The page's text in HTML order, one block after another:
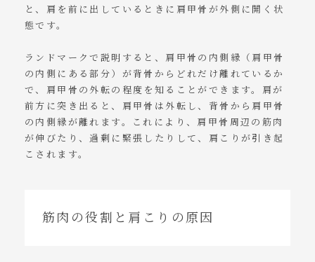
と、肩を前に出しているときに肩甲骨が外側に開く状
態です。
ランドマークで説明すると、肩甲骨の内側縁（肩甲骨
の内側にある部分）が背骨からどれだけ離れているか
で、肩甲骨の外転の程度を知ることができます。肩が
前方に突き出ると、肩甲骨は外転し、背骨から肩甲骨
の内側縁が離れます。これにより、肩甲骨周辺の筋肉
が伸びたり、過剰に緊張したりして、肩こりが引き起
こされます。
筋肉の役割と肩こりの原因